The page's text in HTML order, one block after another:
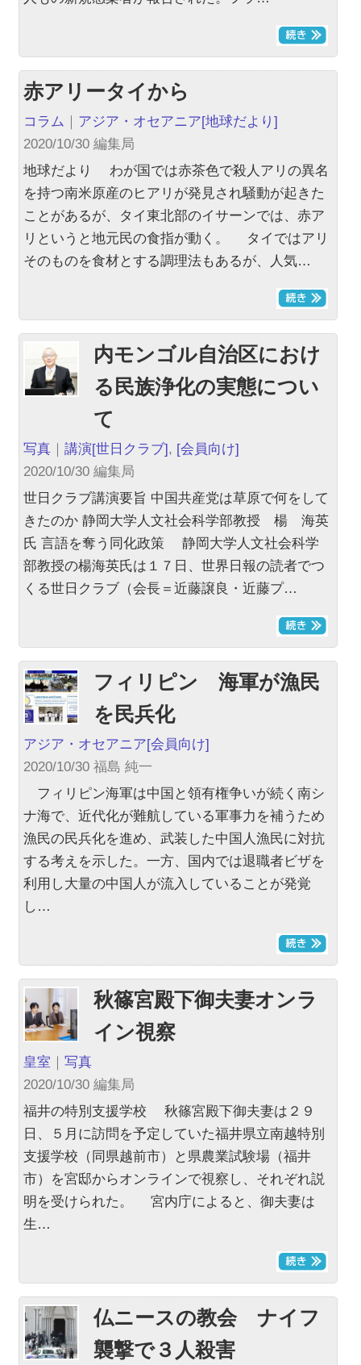
赤アリータイから
コラム ｜ アジア・オセアニア[地球だより]
2020/10/30 編集局
地球だより わが国では赤茶色で殺人アリの異名
を持つ南米原産のヒアリが発見され騒動が起きた
ことがあるが、タイ東北部のイサーンでは、赤ア
リというと地元民の食指が動く。 タイではアリ
そのものを食材とする調理法もあるが、人気…
内モンゴル自治区におけ
る民族浄化の実態につい
て
写真 ｜講演[世日クラブ], [会員向け]
2020/10/30 編集局
世日クラブ講演要旨 中国共産党は草原で何をして
きたのか 静岡大学人文社会科学部教授 楊 海英
氏 言語を奪う同化政策 静岡大学人文社会科学
部教授の楊海英氏は１７日、世界日報の読者でつ
くる世日クラブ（会長＝近藤譲良・近藤プ…
フィリピン 海軍が漁民
を民兵化
アジア・オセアニア[会員向け]
2020/10/30 福島 純一
フィリピン海軍は中国と領有権争いが続く南シ
ナ海で、近代化が難航している軍事力を補うため
漁民の民兵化を進め、武装した中国人漁民に対抗
する考えを示した。一方、国内では退職者ビザを
利用し大量の中国人が流入していることが発覚
し…
秋篠宮殿下御夫妻オンラ
イン視察
皇室 ｜写真
2020/10/30 編集局
福井の特別支援学校 秋篠宮殿下御夫妻は２９
日、５月に訪問を予定していた福井県立南越特別
支援学校（同県越前市）と県農業試験場（福井
市）を宮邸からオンラインで視察し、それぞれ説
明を受けられた。 宮内庁によると、御夫妻は
生…
仏ニースの教会 ナイフ
襲撃で３人殺害